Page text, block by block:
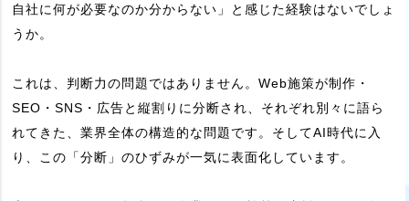
自社に何が必要なのか分からない」と感じた経験はないでしょ
うか。
これは、判断力の問題ではありません。Web施策が制作・
SEO・SNS・広告と縦割りに分断され、それぞれ別々に語ら
れてきた、業界全体の構造的な問題です。そしてAI時代に入
り、この「分断」のひずみが一気に表面化しています。